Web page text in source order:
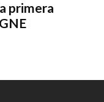
primera